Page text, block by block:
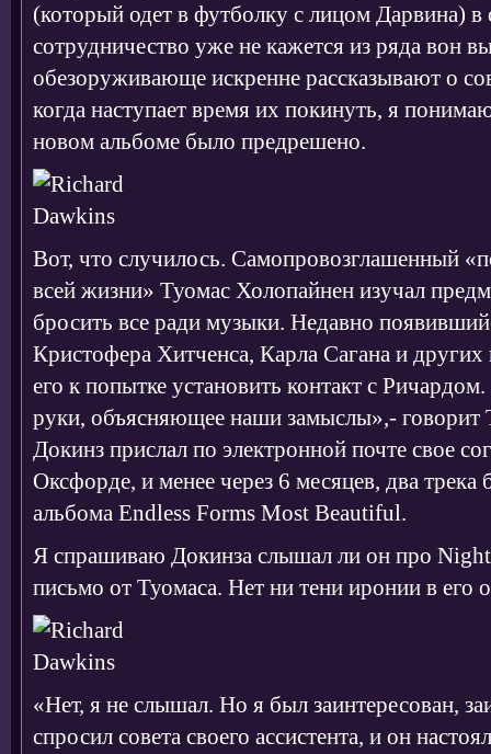
(который одет в футболку с лицом Дарвина) в
сотрудничество уже не кажется из ряда вон
обезоруживающе искренне рассказывают о
когда наступает время их покинуть, я
новом альбоме было предрешено.
Вот, что случилось. Самопровозглашенный
всей жизни» Туомас Холопайнен изучал
бросить все ради музыки. Недавно
Кристофера Хитченса, Карла Сагана и
его к попытке установить контакт с
руки, объясняющее наши замыслы»,- говорит
Докинз прислал по электронной почте свое
Оксфорде, и менее через 6 месяцев, два
альбома Endless Forms Most Beautiful.
Я спрашиваю Докинза слышал ли он про
письмо от Туомаса. Нет ни тени иронии в его
«Нет, я не слышал. Но я был заинтересован,
спросил совета своего ассистента, и он